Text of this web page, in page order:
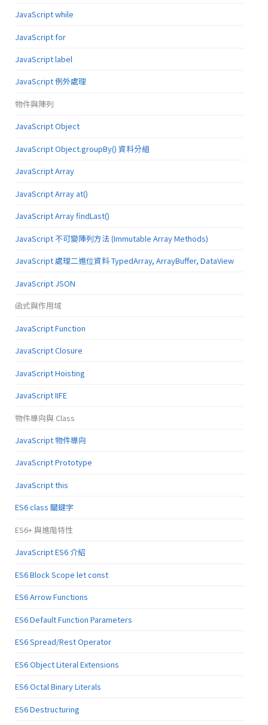
JavaScript while
JavaScript for
JavaScript label
JavaScript 例外處理
物件與陣列
JavaScript Object
JavaScript Object.groupBy() 資料分組
JavaScript Array
JavaScript Array at()
JavaScript Array findLast()
JavaScript 不可變陣列方法 (Immutable Array Methods)
JavaScript 處理二進位資料 TypedArray, ArrayBuffer, DataView
JavaScript JSON
函式與作用域
JavaScript Function
JavaScript Closure
JavaScript Hoisting
JavaScript IIFE
物件導向與 Class
JavaScript 物件導向
JavaScript Prototype
JavaScript this
ES6 class 關鍵字
ES6+ 與進階特性
JavaScript ES6 介紹
ES6 Block Scope let const
ES6 Arrow Functions
ES6 Default Function Parameters
ES6 Spread/Rest Operator
ES6 Object Literal Extensions
ES6 Octal Binary Literals
ES6 Destructuring